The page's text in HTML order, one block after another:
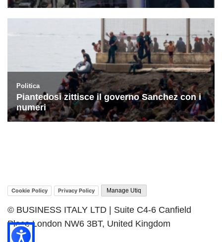
Cookie Policy Privacy Policy Manage Utiq
© BUSINESS ITALY LTD | Suite C4-6 Canfield
Place London NW6 3BT, United Kingdom